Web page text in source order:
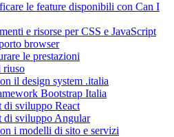
le feature disponibili con Can I
e risorse per CSS e JavaScript
browser
le prestazioni
riuso
il design system .italia
Bootstrap Italia
sviluppo React
di sviluppo Angular
i modelli di sito e servizi